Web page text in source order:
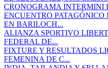
CRONOGRAMA INTERMINI
ENCUENTRO
EN BARILOCH...
ALIANZA SPORTIVO
FEDERAL DE...
FIXTURE Y RESULTADOS
FEMENINA DE C...